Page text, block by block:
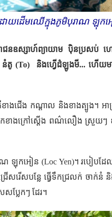
យដើមឈើក្នុងភូមិបុរាណ ឡុក​
ឧស្សាហ៍ព្យាយាម ប៉ិនប្រសប់ ហេតុ​
នំតូ (To) និង​ហ្វើដំឡូងមី... ហើយ​
ាងជើង កណ្តាល និងខាងត្បូង។
សំបកខាងក្រៅស្តើង ពណ៌លឿង ស្រួ
ណ​ ឡុក​អៀន (Loc Yen)។ របៀប​ដ
រើសរើសបន្លែ ធ្វើទឹកជ្រលក់ ច
ស​ប្លែកៗ ដែរ។